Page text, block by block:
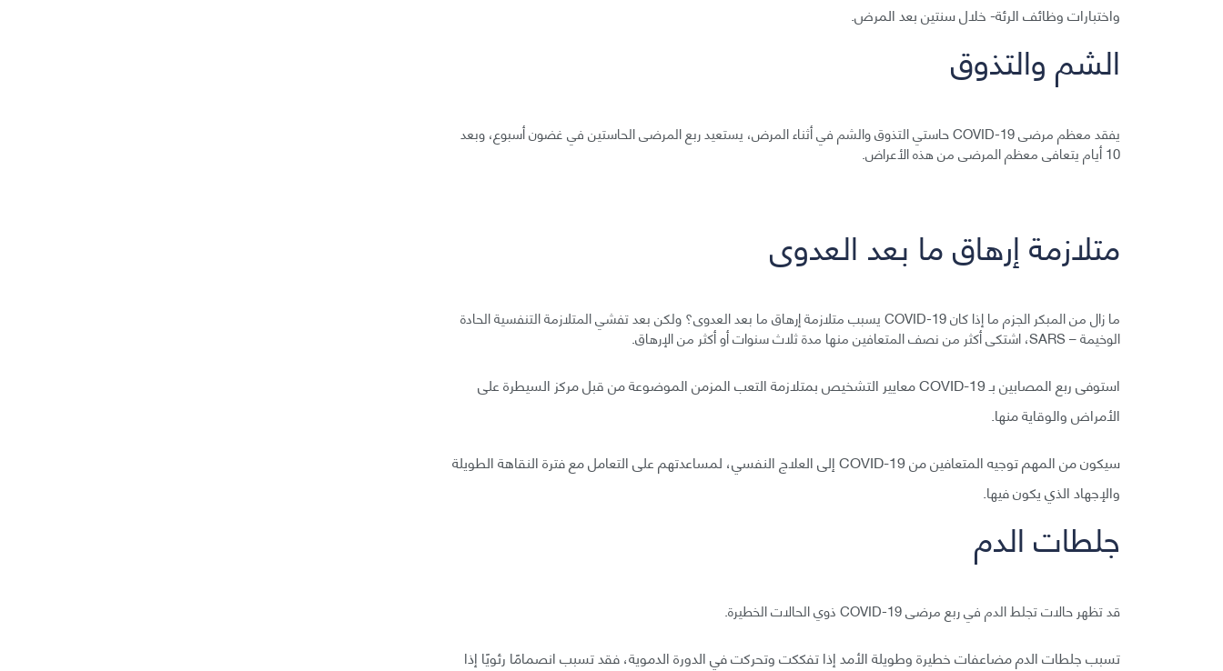
واختبارات وظائف الرئة- خلال سنتين بعد المرض.
الشم والتذوق
يفقد معظم مرضى COVID-19 حاستي التذوق والشم في أثناء المرض، يستعيد ربع المرضى الحاستين في غضون أسبوع، وبعد
10 أيام يتعافى معظم المرضى من هذه الأعراض.
متلازمة إرهاق ما بعد العدوى
ما زال من المبكر الجزم ما إذا كان COVID-19 يسبب متلازمة إرهاق ما بعد العدوى؟ ولكن بعد تفشي المتلازمة التنفسية الحادة
الوخيمة – SARS، اشتكى أكثر من نصف المتعافين منها مدة ثلاث سنوات أو أكثر من الإرهاق.
استوفى ربع المصابين بـ COVID-19 معايير التشخيص بمتلازمة التعب المزمن الموضوعة من قبل مركز السيطرة على
الأمراض والوقاية منها.
سيكون من المهم توجيه المتعافين من COVID-19 إلى العلاج النفسي، لمساعدتهم على التعامل مع فترة النقاهة الطويلة
والإجهاد الذي يكون فيها.
جلطات الدم
قد تظهر حالات تجلط الدم في ربع مرضى COVID-19 ذوي الحالات الخطيرة.
تسبب جلطات الدم مضاعفات خطيرة وطويلة الأمد إذا تفككت وتحركت في الدورة الدموية، فقد تسبب انصمامًا رئويًا إذا